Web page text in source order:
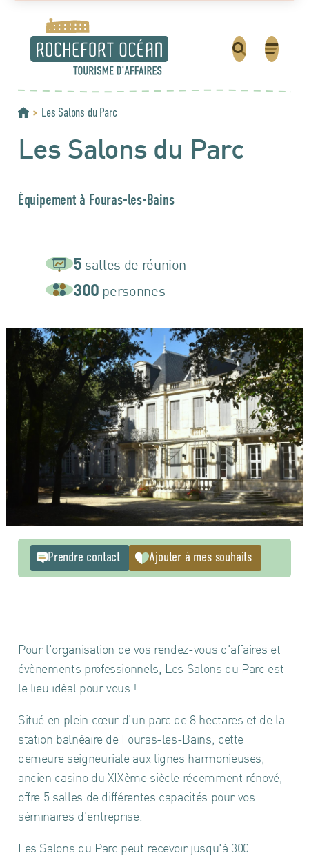
Les Salons du Parc
Les Salons du Parc
Équipement à Fouras-les-Bains
5 salles de réunion
300 personnes
Prendre contact Ajouter à mes souhaits
Pour l'organisation de vos rendez-vous d'affaires et
évènements professionnels, Les Salons du Parc est
le lieu idéal pour vous !
Situé en plein cœur d'un parc de 8 hectares et de la
station balnéaire de Fouras-les-Bains, cette
demeure seigneuriale aux lignes harmonieuses,
ancien casino du XIXème siècle récemment rénové,
offre 5 salles de différentes capacités pour vos
séminaires d'entreprise.
Les Salons du Parc peut recevoir jusqu'à 300